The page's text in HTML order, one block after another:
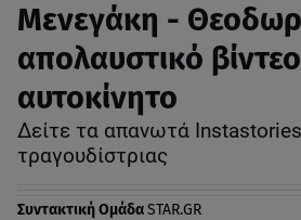
Μενεγάκη -
απολαυστικό
αυτοκίνητο
Δείτε τα απανωτά
τραγουδίστριας
Συντακτική ΟμάδαSTAR.GR